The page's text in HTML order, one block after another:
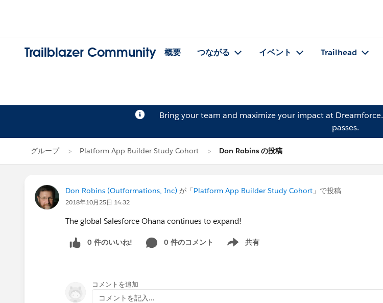
Trailblazer Community 概要 つながる イベント Trailhead
Bring your team and maximize your impact at Dreamforce.
passes.
グループ Platform App Builder Study Cohort Don Robins の投稿
Don Robins (Outformations, Inc) が「Platform App Builder Study Cohort 」で投稿
2018年10月25日 14:32
The global Salesforce Ohana continues to expand!
0 件のいいね! 0 件のコメント 共有
Show menu
コメントを追加
コメントを記入...